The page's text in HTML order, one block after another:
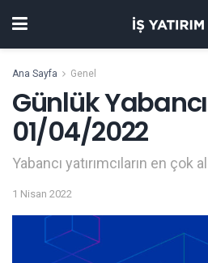
Ana Sayfa Genel
Günlük
01/04/2022
Yabancı yatırımcıların en çok
1 Nisan 2022